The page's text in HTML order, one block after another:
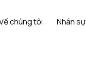
chúng tôi Nhân sự